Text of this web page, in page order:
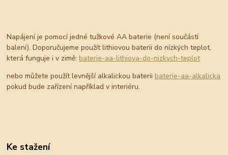
Napájení je pomocí jedné tužkové AA baterie (není součástí
balení). Doporučujeme použít lithiovou baterii do nízkých teplot,
která funguje i v zimě: baterie-aa-lithiova-do-nizkych-teplot
nebo můžete použít levnější alkalickou baterii baterie-aa-alkalicka
pokud bude zařízení například v interiéru.
Ke stažení